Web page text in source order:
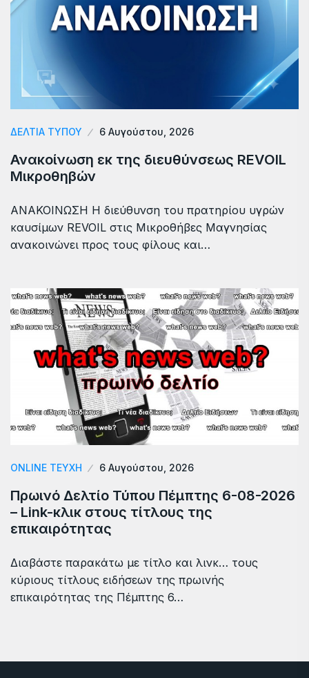
ΔΕΛΤΙΑ ΤΥΠΟΥ 6 Αυγούστου, 2026
Ανακοίνωση εκ της διευθύνσεως REVOIL
Μικροθηβών
ΑΝΑΚΟΙΝΩΣΗ Η διεύθυνση του πρατηρίου υγρών
καυσίμων REVOIL στις Μικροθήβες Μαγνησίας
ανακοινώνει προς τους φίλους και…
ONLINE ΤΕΎΧΗ 6 Αυγούστου, 2026
Πρωινό Δελτίο Τύπου Πέμπτης 6-08-2026
– Link-κλικ στους τίτλους της
επικαιρότητας
Διαβάστε παρακάτω με τίτλο και λινκ… τους
κύριους τίτλους ειδήσεων της πρωινής
επικαιρότητας της Πέμπτης 6…